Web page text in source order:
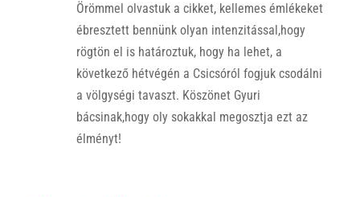
Örömmel olvastuk a cikket, kellemes émlékeket
ébresztett bennünk olyan intenzitással,hogy
rögtön el is határoztuk, hogy ha lehet, a
következő hétvégén a Csicsóról fogjuk csodálni
a völgységi tavaszt. Köszönet Gyuri
bácsinak,hogy oly sokakkal megosztja ezt az
élményt!